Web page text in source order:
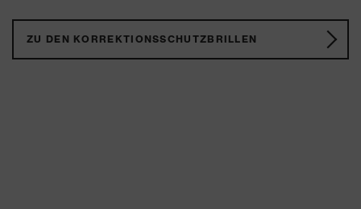
ZU DEN KORREKTIONSSCHUTZBRILLEN